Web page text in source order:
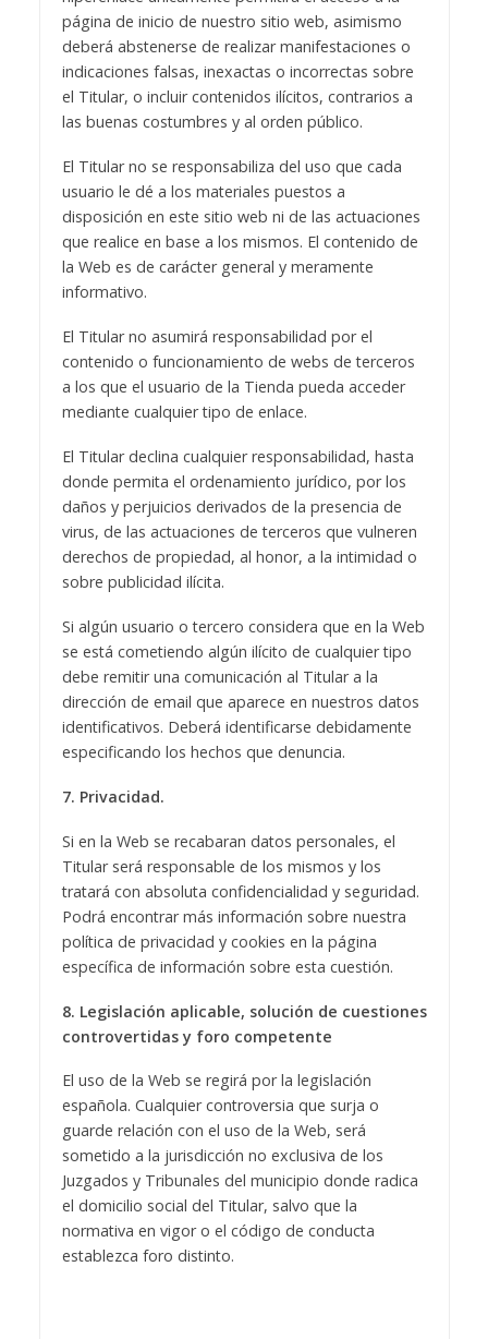
página de inicio de nuestro sitio web, asimismo
deberá abstenerse de realizar manifestaciones o
indicaciones falsas, inexactas o incorrectas sobre
el Titular, o incluir contenidos ilícitos, contrarios a
las buenas costumbres y al orden público.
El Titular no se responsabiliza del uso que cada
usuario le dé a los materiales puestos a
disposición en este sitio web ni de las actuaciones
que realice en base a los mismos. El contenido de
la Web es de carácter general y meramente
informativo.
El Titular no asumirá responsabilidad por el
contenido o funcionamiento de webs de terceros
a los que el usuario de la Tienda pueda acceder
mediante cualquier tipo de enlace.
El Titular declina cualquier responsabilidad, hasta
donde permita el ordenamiento jurídico, por los
daños y perjuicios derivados de la presencia de
virus, de las actuaciones de terceros que vulneren
derechos de propiedad, al honor, a la intimidad o
sobre publicidad ilícita.
Si algún usuario o tercero considera que en la Web
se está cometiendo algún ilícito de cualquier tipo
debe remitir una comunicación al Titular a la
dirección de email que aparece en nuestros datos
identificativos. Deberá identificarse debidamente
especificando los hechos que denuncia.
7. Privacidad.
Si en la Web se recabaran datos personales, el
Titular será responsable de los mismos y los
tratará con absoluta confidencialidad y seguridad.
Podrá encontrar más información sobre nuestra
política de privacidad y cookies en la página
específica de información sobre esta cuestión.
8. Legislación aplicable, solución de cuestiones
controvertidas y foro competente
El uso de la Web se regirá por la legislación
española. Cualquier controversia que surja o
guarde relación con el uso de la Web, será
sometido a la jurisdicción no exclusiva de los
Juzgados y Tribunales del municipio donde radica
el domicilio social del Titular, salvo que la
normativa en vigor o el código de conducta
establezca foro distinto.